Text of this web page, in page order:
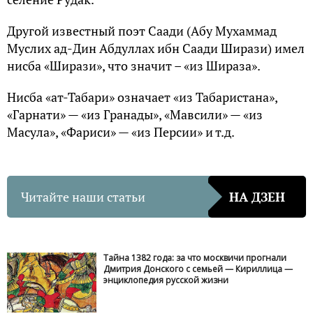
Другой известный поэт Саади (Абу Мухаммад
Муслих ад-Дин Абдуллах ибн Саади Ширази) имел
нисба «Ширази», что значит – «из Шираза».
Нисба «ат-Табари» означает «из Табаристана»,
«Гарнати» — «из Гранады», «Мавсили» — «из
Масула», «Фариси» — «из Персии» и т.д.
Читайте наши статьи НА ДЗЕН
Тайна 1382 года: за что москвичи прогнали
Дмитрия Донского с семьей — Кириллица —
энциклопедия русской жизни